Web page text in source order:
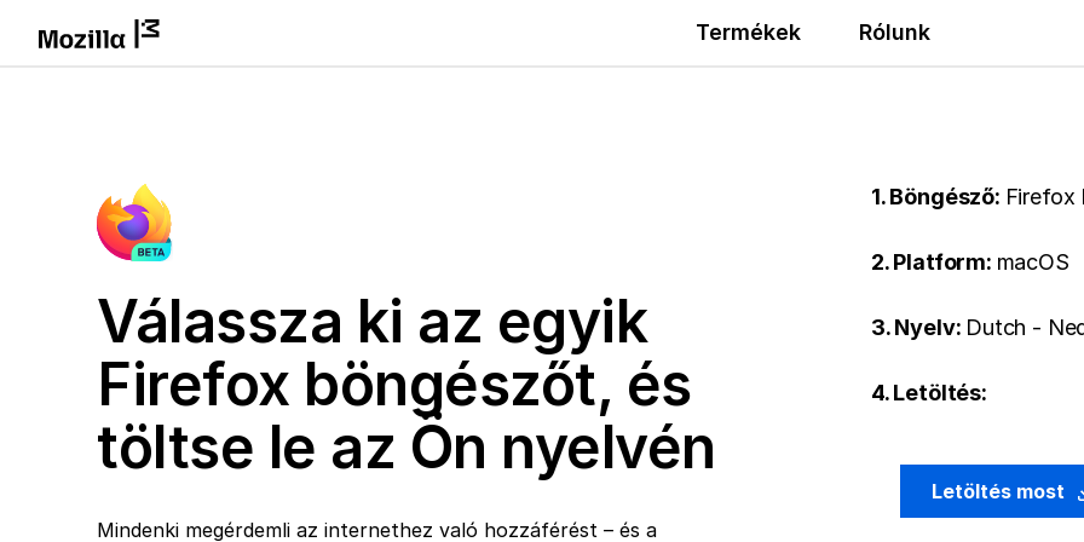
Termékek Rólunk
Válassza ki az egyik
Firefox böngészőt, és
töltse le az Ön nyelvén
Mindenki megérdemli az internethez való hozzáférést – és a
1. Böngésző: Firefox
2. Platform: macOS
3. Nyelv: Dutch -
4. Letöltés:
Letöltés most